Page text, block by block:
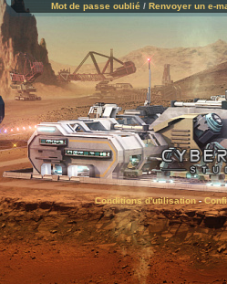
Mot de passe oublié/ Renvoyer un e-
Conditions d'utilisation-